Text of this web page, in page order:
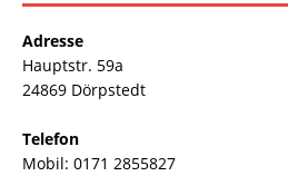
Adresse
Hauptstr. 59a
24869 Dörpstedt
Telefon
Mobil: 0171 2855827